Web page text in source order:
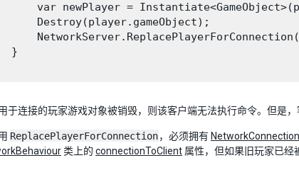
var newPlayer =
Destroy(player.gameObject);
}
于连接的玩家游戏对象被销毁，则该客户端无法执行命令。但是，
ReplacePlayerForConnection，必须拥有 NetworkConnection
类上的 connectionToClient 属性，但如果旧玩家已经